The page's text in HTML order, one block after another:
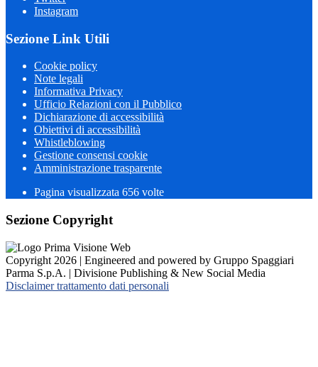
Instagram
Sezione Link Utili
Cookie policy
Note legali
Informativa Privacy
Ufficio Relazioni con il Pubblico
Dichiarazione di accessibilità
Obiettivi di accessibilità
Whistleblowing
Gestione consensi cookie
Amministrazione trasparente
Pagina visualizzata 656 volte
Sezione Copyright
Copyright 2026 | Engineered and powered by Gruppo Spaggiari
Parma S.p.A. | Divisione Publishing & New Social Media
Disclaimer trattamento dati personali